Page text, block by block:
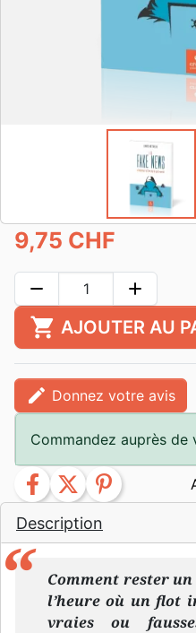
Description
Comment rester
l’heure où un flot
vraies ou
9,75 CHF
remove add
shopping_cart AJOUTER AU
edit Donnez votre avis
Commandez auprès
facebook twitter pinterest